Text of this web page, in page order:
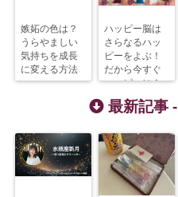
嫉妬の色は？
うらやましい
気持ちを成長
に変える方法
ハッピー脳は
さらなるハッ
ピーをよぶ！
だから今すぐ
ハッピーに！
最新記事 -